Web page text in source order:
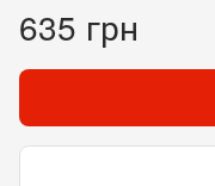
635 грн